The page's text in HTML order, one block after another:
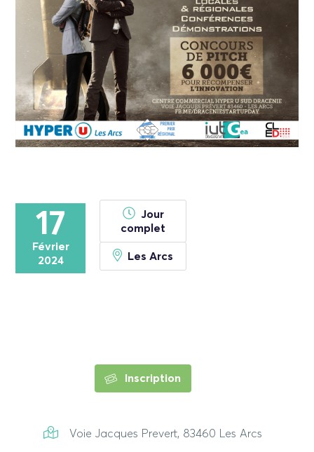
17
Février
2024
Jour
complet
Les Arcs
Inscription
Voie Jacques Prevert, 83460 Les Arcs